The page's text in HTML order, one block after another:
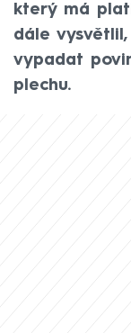
který má
dále
vypadat
plechu.